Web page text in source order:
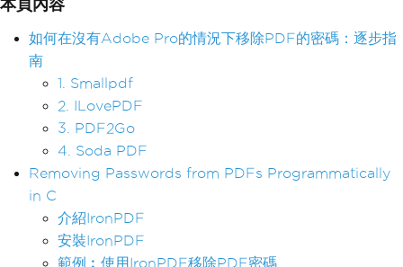
如何在沒有Adobe Pro的情況下移除PDF的密碼：逐步指
南
1. Smallpdf
2. ILovePDF
3. PDF2Go
4. Soda PDF
Removing Passwords from PDFs Programmatically
in C
介紹IronPDF
安裝IronPDF
範例︰使用IronPDF移除PDF密碼